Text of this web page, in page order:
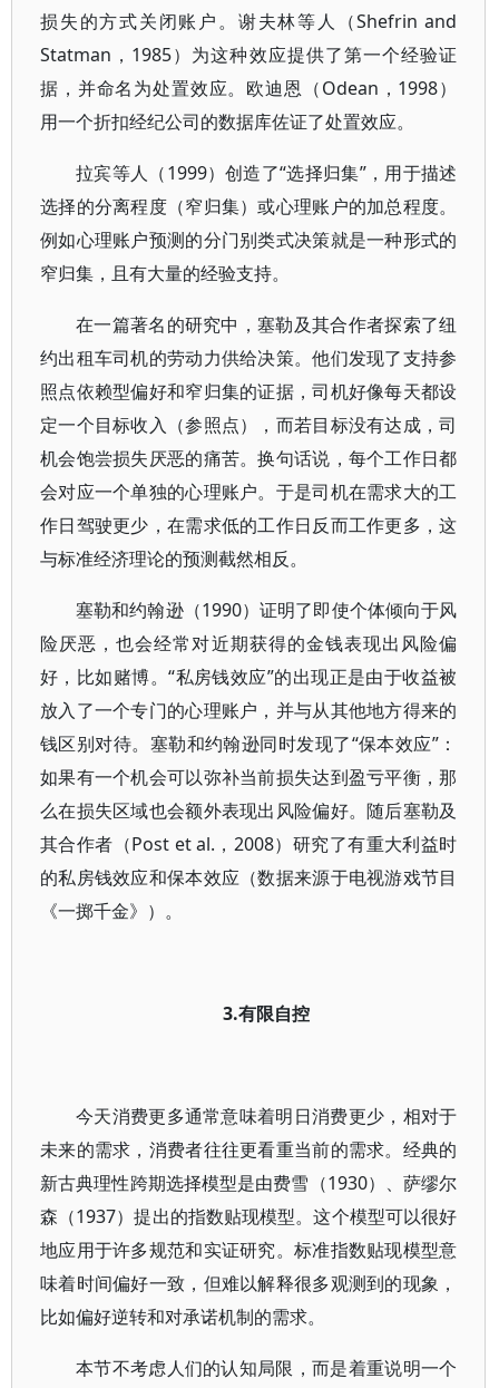
损失的方式关闭账户。谢夫林等人（Shefrin and
Statman，1985）为这种效应提供了第一个经验证
据，并命名为处置效应。欧迪恩（Odean，1998）
用一个折扣经纪公司的数据库佐证了处置效应。
拉宾等人（1999）创造了“选择归集”，用于描述
选择的分离程度（窄归集）或心理账户的加总程度。
例如心理账户预测的分门别类式决策就是一种形式的
窄归集，且有大量的经验支持。
在一篇著名的研究中，塞勒及其合作者探索了纽
约出租车司机的劳动力供给决策。他们发现了支持参
照点依赖型偏好和窄归集的证据，司机好像每天都设
定一个目标收入（参照点），而若目标没有达成，司
机会饱尝损失厌恶的痛苦。换句话说，每个工作日都
会对应一个单独的心理账户。于是司机在需求大的工
作日驾驶更少，在需求低的工作日反而工作更多，这
与标准经济理论的预测截然相反。
塞勒和约翰逊（1990）证明了即使个体倾向于风
险厌恶，也会经常对近期获得的金钱表现出风险偏
好，比如赌博。“私房钱效应”的出现正是由于收益被
放入了一个专门的心理账户，并与从其他地方得来的
钱区别对待。塞勒和约翰逊同时发现了“保本效应”：
如果有一个机会可以弥补当前损失达到盈亏平衡，那
么在损失区域也会额外表现出风险偏好。随后塞勒及
其合作者（Post et al.，2008）研究了有重大利益时
的私房钱效应和保本效应（数据来源于电视游戏节目
《一掷千金》）。
3.有限自控
今天消费更多通常意味着明日消费更少，相对于
未来的需求，消费者往往更看重当前的需求。经典的
新古典理性跨期选择模型是由费雪（1930）、萨缪尔
森（1937）提出的指数贴现模型。这个模型可以很好
地应用于许多规范和实证研究。标准指数贴现模型意
味着时间偏好一致，但难以解释很多观测到的现象，
比如偏好逆转和对承诺机制的需求。
本节不考虑人们的认知局限，而是着重说明一个